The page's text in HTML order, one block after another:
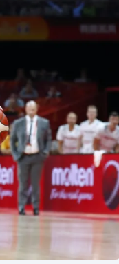
Triatlon
Veslování
Vodní slalom
Volejbal
Ostatní